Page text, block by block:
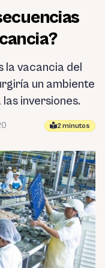
la vacancia del
un ambiente
inversiones.
2 minutos